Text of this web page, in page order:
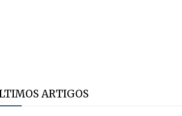
ARTIGOS